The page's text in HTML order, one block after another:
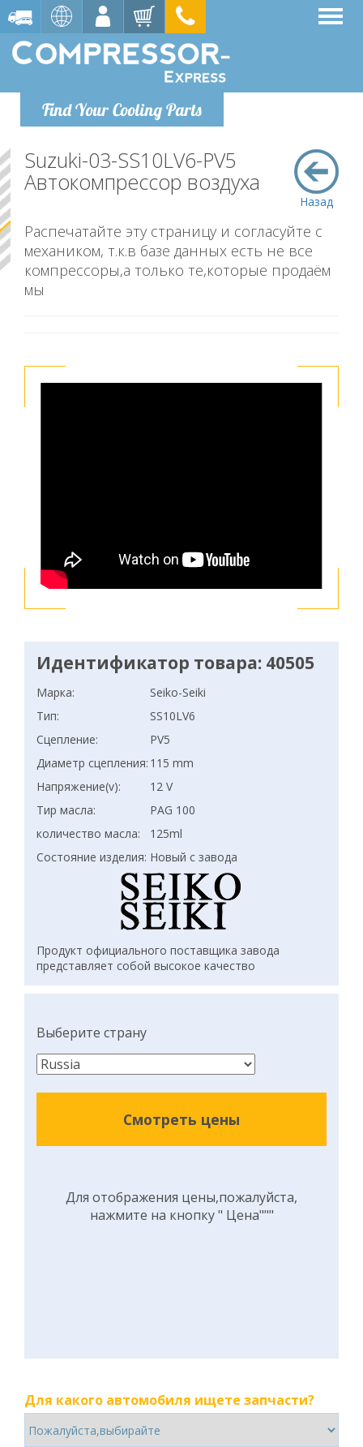
Find Your Cooling Parts
Назад
Suzuki-03-SS10LV6-PV5
Автокомпрессор воздуха
Распечатайте эту страницу и согласуйте с
механиком, т.к.в базе данных есть не все
компрессоры,а только те,которые продаём
мы
Идентификатор товара: 40505
Марка:
Seiko-Seiki
Тип:
SS10LV6
Сцепление:
PV5
Диаметр сцепления: 115 mm
Напряжение(v):
12 V
Тир масла:
PAG 100
количество масла:
125ml
Состояние изделия: Новый с завода
Продукт официального поставщика завода
представляет собой высокое качество
Выберите страну
Смотреть цены
Для отображения цены,пожалуйста,
нажмите на кнопку " Цена"""
Для какого автомобиля ищете запчасти?